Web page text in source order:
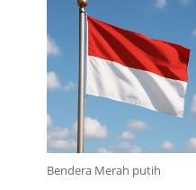
Bendera Merah putih